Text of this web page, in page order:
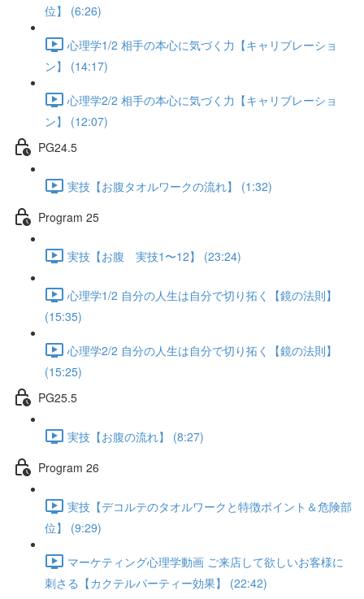
位】 (6:26)
心理学1/2 相手の本心に気づく力【キャリブレーショ
ン】 (14:17)
心理学2/2 相手の本心に気づく力【キャリブレーショ
ン】 (12:07)
PG24.5
実技【お腹タオルワークの流れ】 (1:32)
Program 25
実技【お腹 実技1〜12】 (23:24)
心理学1/2 自分の人生は自分で切り拓く【鏡の法則】
(15:35)
心理学2/2 自分の人生は自分で切り拓く【鏡の法則】
(15:25)
PG25.5
実技【お腹の流れ】 (8:27)
Program 26
実技【デコルテのタオルワークと特徴ポイント＆危険部
位】 (9:29)
マーケティング心理学動画 ご来店して欲しいお客様に
刺さる【カクテルパーティー効果】 (22:42)